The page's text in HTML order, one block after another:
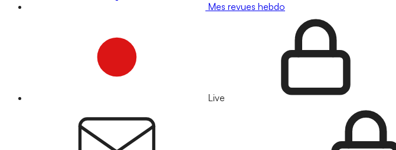
Mes revues hebdo
Live